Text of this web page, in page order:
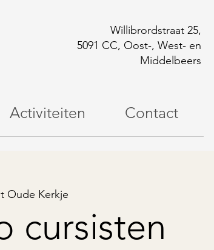
Willibrordstraat 25,
5091 CC, Oost-, West- en
Middelbeers
Activiteiten Contact
Oude Kerkje
cursisten